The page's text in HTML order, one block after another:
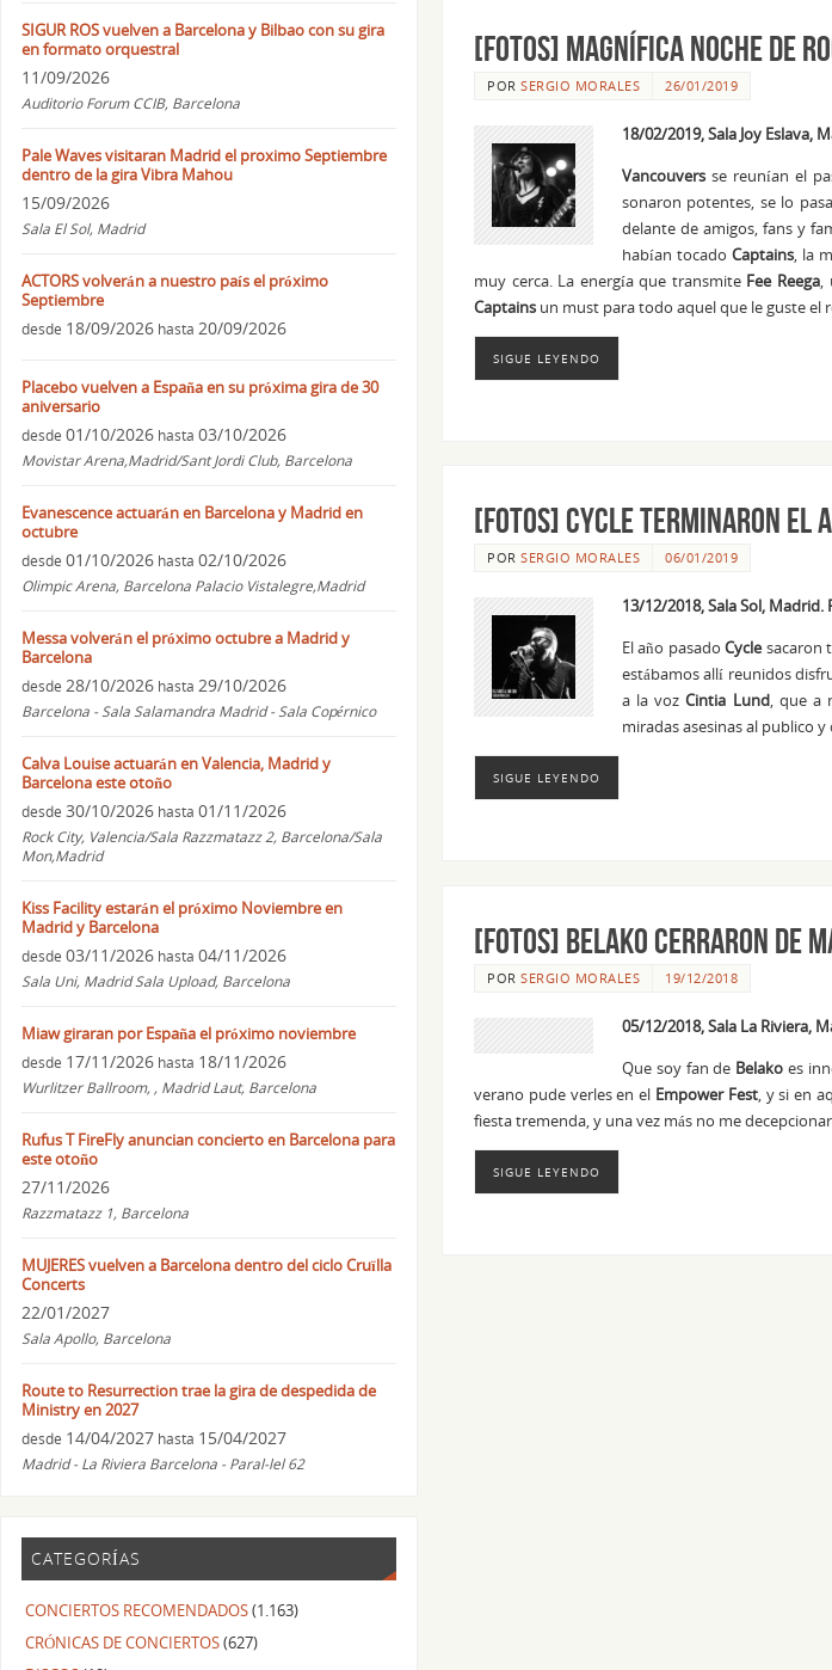
[FOTOS] Magnífica noche de
POR SERGIO MORALES 26/01/2019
18/02/2019, Sala Joy Eslava,
Vancouvers se reunían el
sonaron potentes, se lo
delante de amigos, fans y
habían tocado Captains, la
muy cerca. La energía que transmite Fee Reega,
Captains un must para todo aquel que le guste el
SIGUE LEYENDO
[FOTOS] Cycle terminaron
POR SERGIO MORALES 06/01/2019
13/12/2018, Sala Sol,
El año pasadoCyclesacaron
estábamos allí reunidos
a la vozCintia Lund, que a
miradas asesinas al publico
SIGUE LEYENDO
[FOTOS] Belako cerraron de
POR SERGIO MORALES 19/12/2018
05/12/2018, Sala La Riviera,
Que soy fan de Belako es
verano pude verles en el Empower Fest, y si en
fiesta tremenda, y una vez más no me
SIGUE LEYENDO
SIGUR ROS vuelven a Barcelona y Bilbao con su gira
en formato orquestral
11/09/2026
Auditorio Forum CCIB, Barcelona
Pale Waves visitaran Madrid el proximo Septiembre
dentro de la gira Vibra Mahou
15/09/2026
Sala El Sol, Madrid
ACTORS volverán a nuestro país el próximo
Septiembre
desde 18/09/2026 hasta 20/09/2026
Placebo vuelven a España en su próxima gira de 30
aniversario
desde 01/10/2026 hasta 03/10/2026
Movistar Arena,Madrid/Sant Jordi Club, Barcelona
Evanescence actuarán en Barcelona y Madrid en
octubre
desde 01/10/2026 hasta 02/10/2026
Olimpic Arena, Barcelona Palacio Vistalegre,Madrid
Messa volverán el próximo octubre a Madrid y
Barcelona
desde 28/10/2026 hasta 29/10/2026
Barcelona - Sala Salamandra Madrid - Sala Copérnico
Calva Louise actuarán en Valencia, Madrid y
Barcelona este otoño
desde 30/10/2026 hasta 01/11/2026
Rock City, Valencia/Sala Razzmatazz 2, Barcelona/Sala
Mon,Madrid
Kiss Facility estarán el próximo Noviembre en
Madrid y Barcelona
desde 03/11/2026 hasta 04/11/2026
Sala Uni, Madrid Sala Upload, Barcelona
Miaw giraran por España el próximo noviembre
desde 17/11/2026 hasta 18/11/2026
Wurlitzer Ballroom, , Madrid Laut, Barcelona
Rufus T FireFly anuncian concierto en Barcelona para
este otoño
27/11/2026
Razzmatazz 1, Barcelona
MUJERES vuelven a Barcelona dentro del ciclo Cruïlla
Concerts
22/01/2027
Sala Apollo, Barcelona
Route to Resurrection trae la gira de despedida de
Ministry en 2027
desde 14/04/2027 hasta 15/04/2027
Madrid - La Riviera Barcelona - Paral-lel 62
CATEGORÍAS
CONCIERTOS RECOMENDADOS(1.163)
CRÓNICAS DE CONCIERTOS(627)